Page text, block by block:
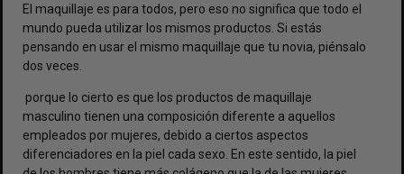
El maquillaje es para todos, pero eso no significa que todo el
mundo pueda utilizar los mismos productos. Si estás
pensando en usar el mismo maquillaje que tu novia, piénsalo
dos veces.
porque lo cierto es que los productos de maquillaje
masculino tienen una composición diferente a aquellos
empleados por mujeres, debido a ciertos aspectos
diferenciadores en la piel cada sexo. En este sentido, la piel